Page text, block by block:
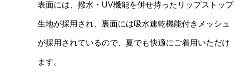
表面には、撥水・UV機能を併せ持ったリップストップ
生地が採用され、裏面には吸水速乾機能付きメッシュ
が採用されているので、夏でも快適にご着用いただけ
ます。